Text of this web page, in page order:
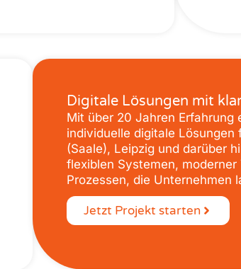
Digitale Lösungen mit
Mit über 20 Jahren
individuelle digitale Lösungen
(Saale), Leipzig und darüber
flexiblen Systemen,
Prozessen, die Unternehmen
Jetzt Projekt starten